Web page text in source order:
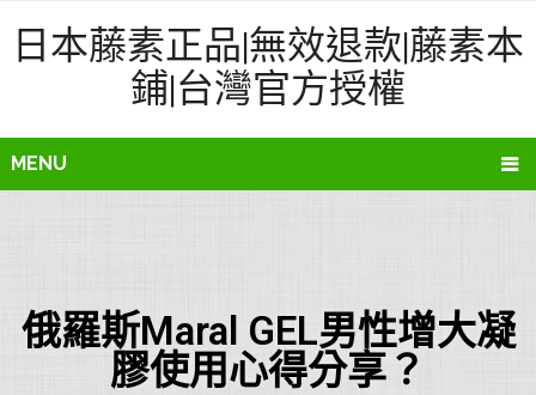
日本藤素正品|無效退款|藤素本
鋪|台灣官方授權
MENU
俄羅斯Maral GEL男性增大凝
膠使用心得分享？